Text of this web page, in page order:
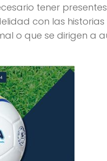
tener
con las historias
o que se dirigen a